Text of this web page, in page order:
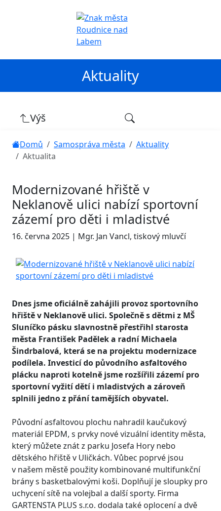
Aktuality
Výš
Domů Samospráva města
Aktuality
Aktualita
Modernizované hřiště v
Neklanově ulici nabízí sportovní
zázemí pro děti i mladistvé
16. června 2025 | Mgr. Jan Vancl, tiskový mluvčí
Dnes jsme oficiálně zahájili provoz sportovního
hřiště v Neklanově ulici. Společně s dětmi z MŠ
Sluníčko pásku slavnostně přestřihl starosta
města František Padělek a radní Michaela
Šindrbalová, která se na projektu modernizace
podílela. Investicí do původního asfaltového
plácku naproti kotelně jsme rozšířili zázemí pro
sportovní vyžití dětí i mladistvých a zároveň
splnili jedno z přání tamějších obyvatel.
Původní asfaltovou plochu nahradil kaučukový
materiál EPDM, s prvky nové vizuální identity města,
který můžete znát z parku Josefa Hory nebo
dětského hřiště v Uličkách. Vůbec poprvé jsou
v našem městě použity kombinované multifunkční
brány s basketbalovými koši. Doplňují je sloupky pro
uchycení sítě na volejbal a další sporty. Firma
GARTENSTA PLUS s.r.o. dodala také oplocení a dvě